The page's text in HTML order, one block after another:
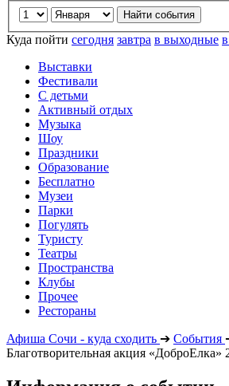
Куда пойти сегодня завтра в выходные
Выставки
Фестивали
С детьми
Активный отдых
Музыка
Шоу
Праздники
Образование
Бесплатно
Музеи
Парки
Погулять
Туристу
Театры
Пространства
Клубы
Прочее
Рестораны
Афиша Сочи - куда сходить ➔ События
Благотворительная акция «ДоброЕлка»